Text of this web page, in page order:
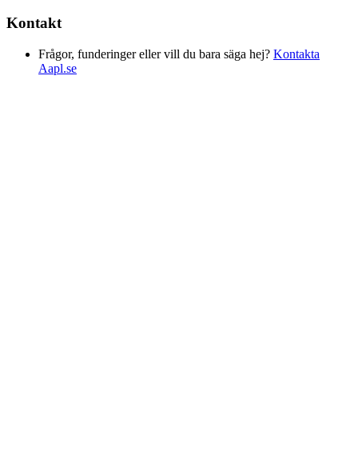
Kontakt
Frågor, funderinger eller vill du bara säga hej? Kontakta
Aapl.se